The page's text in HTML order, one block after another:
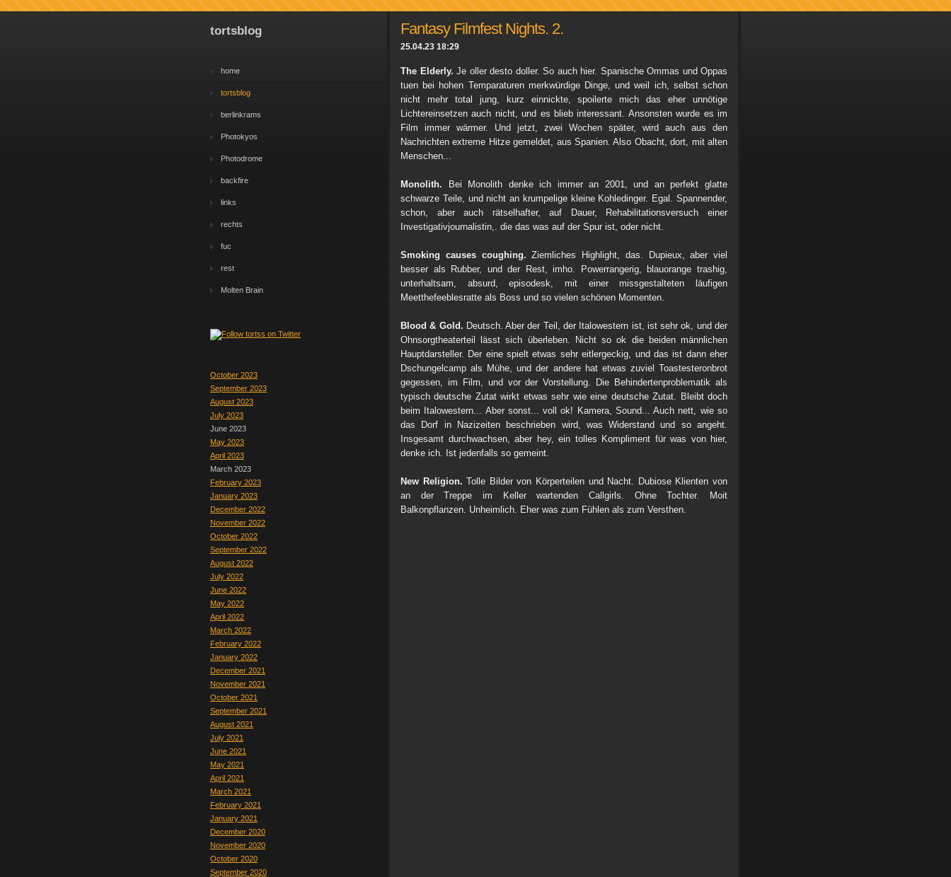
tortsblog
home
tortsblog
berlinkrams
Photokyos
Photodrome
backfire
links
rechts
fuc
rest
Molten Brain
October 2023
September 2023
August 2023
July 2023
June 2023
May 2023
April 2023
March 2023
February 2023
January 2023
December 2022
November 2022
October 2022
September 2022
August 2022
July 2022
June 2022
May 2022
April 2022
March 2022
February 2022
January 2022
December 2021
November 2021
October 2021
September 2021
August 2021
July 2021
June 2021
May 2021
April 2021
March 2021
February 2021
January 2021
December 2020
November 2020
October 2020
September 2020
Fantasy Filmfest Nights. 2.
25.04.23 18:29
The Elderly. Je oller desto doller. So auch hier. Spanische Ommas und Oppas
tuen bei hohen Temparaturen merkwürdige Dinge, und weil ich, selbst schon
nicht mehr total jung, kurz einnickte, spoilerte mich das eher unnötige
Lichtereinsetzen auch nicht, und es blieb interessant. Ansonsten wurde es im
Film immer wärmer. Und jetzt, zwei Wochen später, wird auch aus den
Nachrichten extreme Hitze gemeldet, aus Spanien. Also Obacht, dort, mit alten
Menschen...
Monolith.
Bei Monolith denke ich immer an 2001, und an perfekt glatte
schwarze Teile, und nicht an krumpelige kleine Kohledinger. Egal. Spannender,
schon, aber auch rätselhafter, auf Dauer, Rehabilitationsversuch einer
Investigativjournalistin,. die das was auf der Spur ist, oder nicht.
Smoking causes coughing.Ziemliches Highlight, das. Dupieux, aber viel
besser als Rubber, und der Rest, imho. Powerrangerig, blauorange trashig,
unterhaltsam, absurd, episodesk, mit einer missgestalteten läufigen
Meetthefeeblesratte als Boss und so vielen schönen Momenten.
Blood & Gold. Deutsch. Aber der Teil, der Italowestern ist, ist sehr ok, und der
Ohnsorgtheaterteil lässt sich überleben. Nicht so ok die beiden männlichen
Hauptdarsteller. Der eine spielt etwas sehr eitlergeckig, und das ist dann eher
Dschungelcamp als Mühe, und der andere hat etwas zuviel Toastesteronbrot
gegessen, im Film, und vor der Vorstellung. Die Behindertenproblematik als
typisch deutsche Zutat wirkt etwas sehr wie eine deutsche Zutat. Bleibt doch
beim Italowestern... Aber sonst... voll ok! Kamera, Sound... Auch nett, wie so
das Dorf in Nazizeiten beschrieben wird, was Widerstand und so angeht.
Insgesamt durchwachsen, aber hey, ein tolles Kompliment für was von hier,
denke ich. Ist jedenfalls so gemeint.
New Religion. Tolle Bilder von Körperteilen und Nacht. Dubiose Klienten von
an der Treppe im Keller wartenden Callgirls. Ohne Tochter. Moit
Balkonpflanzen. Unheimlich. Eher was zum Fühlen als zum Versthen.